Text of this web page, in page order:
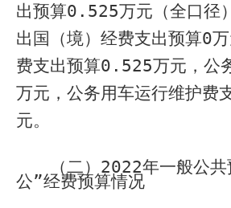
出预算0.525万元（全口径
出国（境）经费支出预算0
费支出预算0.525万元，公
万元，公务用车运行维护费
元。
（二） 2022年一般公
公”经费预算情况